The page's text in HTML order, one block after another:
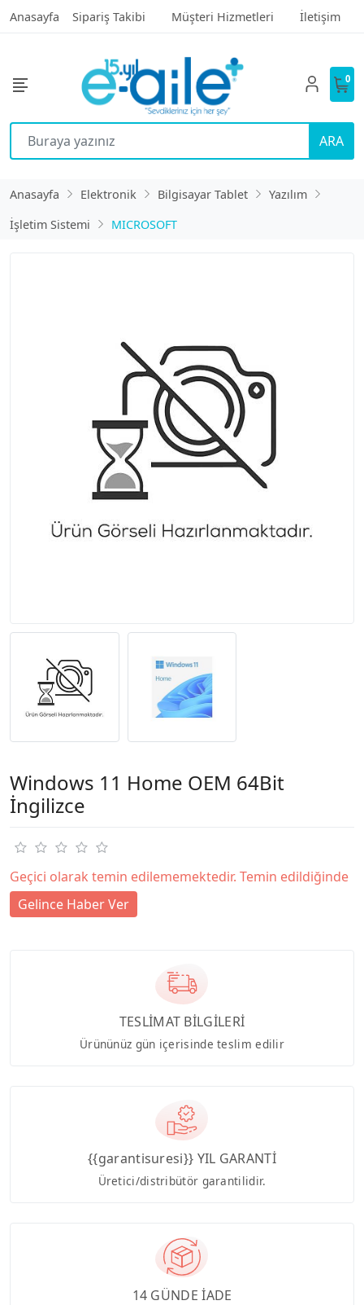
Anasayfa Sipariş Takibi Müşteri Hizmetleri İletişim
ARA
0
Anasayfa Elektronik Bilgisayar Tablet
Yazılım
İşletim Sistemi
MICROSOFT
Windows 11 Home OEM 64Bit
İngilizce
Geçici olarak temin edilememektedir. Temin edildiğinde
Gelince Haber Ver
TESLİMAT BİLGİLERİ
Ürününüz gün içerisinde teslim edilir
{{garantisuresi}} YIL GARANTİ
Üretici/distribütör garantilidir.
14 GÜNDE İADE